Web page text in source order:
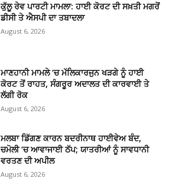
ਕੁੱਲੂ ਰੇਵ ਪਾਰਟੀ ਮਾਮਲਾ: ਹਾਈ ਕੋਰਟ ਦੀ ਸਖ਼ਤੀ ਮਗਰੋਂ
ਡੀਸੀ ਤੇ ਐਸਪੀ ਦਾ ਤਬਾਦਲਾ
August 6, 2026
ਮਾਣਹਾਨੀ ਮਾਮਲੇ ‘ਚ ਮੱਲਿਕਾਰਜੁਨ ਖੜਗੇ ਨੂੰ ਹਾਈ
ਕੋਰਟ ਤੋਂ ਰਾਹਤ, ਸੰਗਰੂਰ ਅਦਾਲਤ ਦੀ ਕਾਰਵਾਈ ਤੇ
ਲੱਗੀ ਰੋਕ
August 6, 2026
ਮਲਬਾ ਡਿੱਗਣ ਕਾਰਨ ਬਦਰੀਨਾਥ ਹਾਈਵੇਅ ਬੰਦ,
ਚਮੋਲੀ ‘ਚ ਆਵਾਜਾਈ ਠੱਪ; ਯਾਤਰੀਆਂ ਨੂੰ ਸਾਵਧਾਨੀ
ਵਰਤਣ ਦੀ ਅਪੀਲ
August 6, 2026